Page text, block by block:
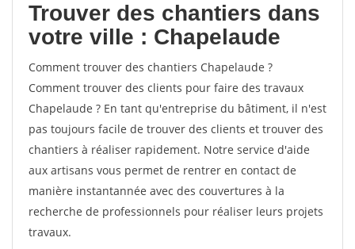
Trouver des chantiers dans
votre ville : Chapelaude
Comment trouver des chantiers Chapelaude ?
Comment trouver des clients pour faire des travaux
Chapelaude ? En tant qu'entreprise du bâtiment, il n'est
pas toujours facile de trouver des clients et trouver des
chantiers à réaliser rapidement. Notre service d'aide
aux artisans vous permet de rentrer en contact de
manière instantannée avec des couvertures à la
recherche de professionnels pour réaliser leurs projets
travaux.